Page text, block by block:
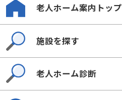
老人ホーム案内トップ
施設を探す
老人ホーム診断